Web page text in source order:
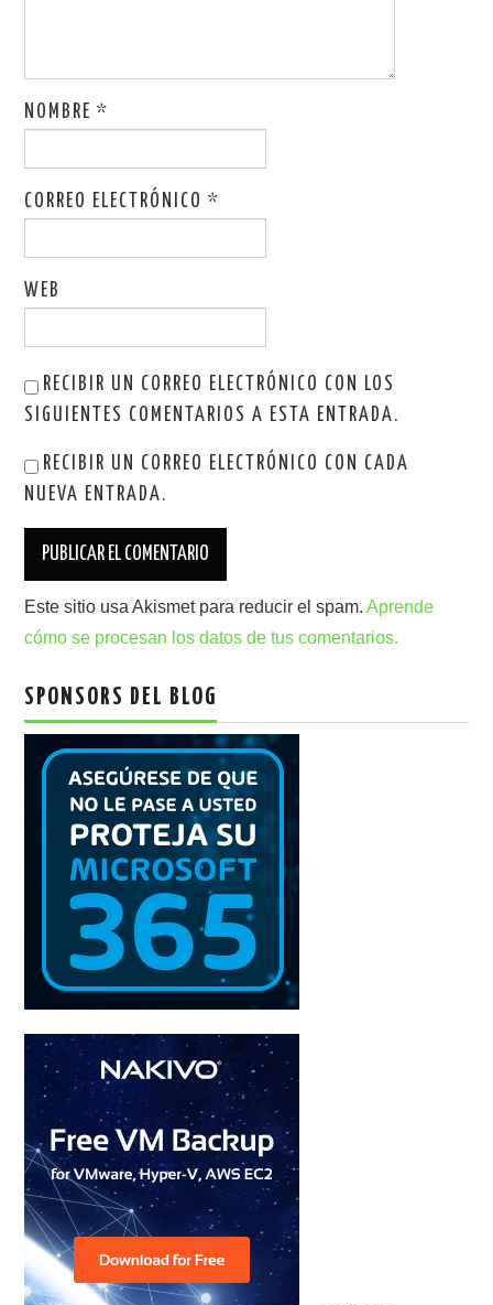
NOMBRE*
CORREO ELECTRÓNICO*
WEB
RECIBIR UN CORREO ELECTRÓNICO CON LOS
SIGUIENTES COMENTARIOS A ESTA ENTRADA.
RECIBIR UN CORREO ELECTRÓNICO CON CADA
NUEVA ENTRADA.
Este sitio usa Akismet para reducir el spam.Aprende
cómo se procesan los datos de tus comentarios.
SPONSORS DEL BLOG